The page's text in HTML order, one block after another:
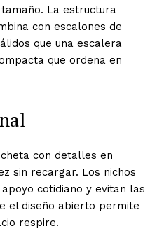
La estructura
con escalones de
que una escalera
que ordena en
con detalles en
sin recargar. Los nichos
cotidiano y evitan las
el diseño abierto permite
respire.